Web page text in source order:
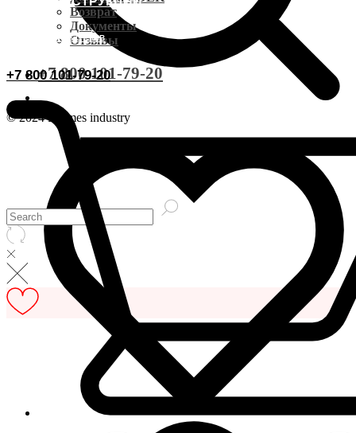
ОСТАВИТЬ ОТЗЫВ
+7 800 101-79-20
Доставка CDEK
Документы
Возврат
Возврат
Документы
Отзывы
+7 800 101-79-20
© 2024 Hermes industry